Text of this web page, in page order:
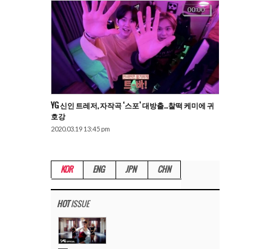
YG 신인 트레저, 자작곡 ‘스포’ 대방출…찰떡 케미에 귀
호강
2020.03.19 13:45 pm
KOR ENG JPN CHN
HOTISSUE